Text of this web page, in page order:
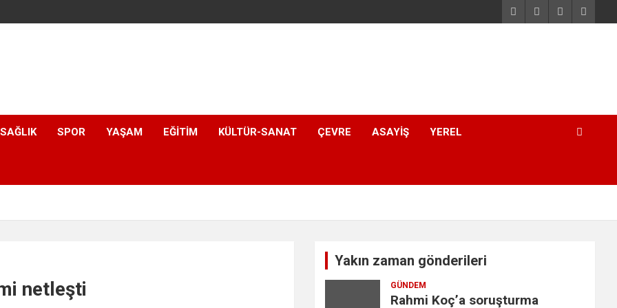
SAĞLIK SPOR YAŞAM EĞITIM KÜLTÜR-SANAT ÇEVRE ASAYIŞ YEREL
netleşti
Yakın zaman gönderileri
GÜNDEM
Rahmi Koç’a soruşturma